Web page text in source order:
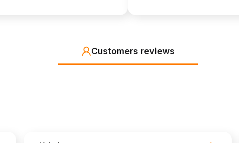
Customers reviews